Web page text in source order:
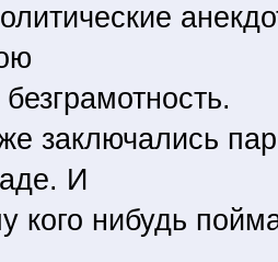
заключались
И
кого нибудь